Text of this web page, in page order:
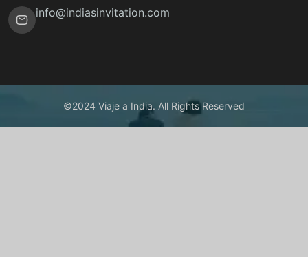
info@indiasinvitation.com
©2024 Viaje a India. All Rights Reserved